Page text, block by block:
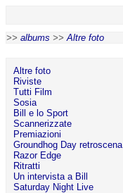
>> albums >>Altre foto
Altre foto
Riviste
Tutti Film
Sosia
Bill e lo Sport
Scannerizzate
Premiazioni
Groundhog Day retroscena
Razor Edge
Ritratti
Un intervista a Bill
Saturday Night Live